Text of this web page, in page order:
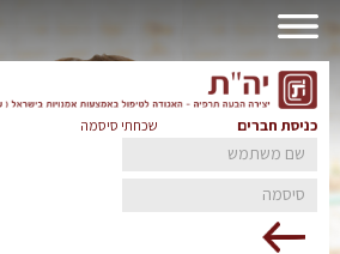
כניסת חברים שכחתי סיסמה